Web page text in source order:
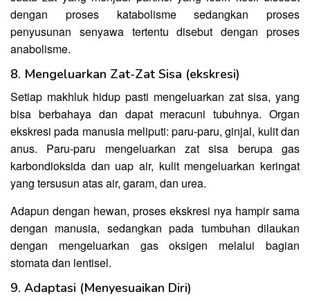
dengan proses katabolisme sedangkan proses
penyusunan senyawa tertentu disebut dengan proses
anabolisme.
8. Mengeluarkan Zat-Zat Sisa (ekskresi)
Setiap makhluk hidup pasti mengeluarkan zat sisa, yang
bisa berbahaya dan dapat meracuni tubuhnya. Organ
ekskresi pada manusia meliputi: paru-paru, ginjal, kulit dan
anus. Paru-paru mengeluarkan zat sisa berupa gas
karbondioksida dan uap air, kulit mengeluarkan keringat
yang tersusun atas air, garam, dan urea.
Adapun dengan hewan, proses ekskresi nya hampir sama
dengan manusia, sedangkan pada tumbuhan dilaukan
dengan mengeluarkan gas oksigen melalui bagian
stomata dan lentisel.
9. Adaptasi (Menyesuaikan Diri)